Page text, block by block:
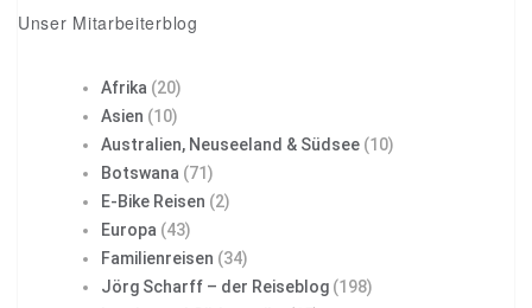
Unser Mitarbeiterblog
Afrika (20)
Asien (10)
Australien, Neuseeland & Südsee (10)
Botswana (71)
E-Bike Reisen (2)
Europa (43)
Familienreisen (34)
Jörg Scharff – der Reiseblog (198)